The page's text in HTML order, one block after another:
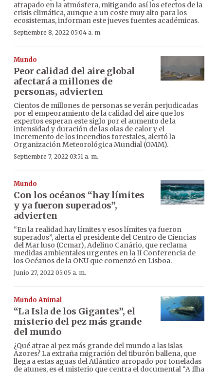
atrapado en la atmósfera, mitigando así los efectos de la
crisis climática, aunque a un coste muy alto para los
ecosistemas, informan este jueves fuentes académicas.
Septiembre 8, 2022 05:04 a. m.
Mundo
Peor calidad del aire global
afectará a millones de
personas, advierten
Cientos de millones de personas se verán perjudicadas
por el empeoramiento de la calidad del aire que los
expertos esperan este siglo por el aumento de la
intensidad y duración de las olas de calor y el
incremento de los incendios forestales, alertó la
Organización Meteorológica Mundial (OMM).
Septiembre 7, 2022 03:51 a. m.
Mundo
Con los océanos “hay límites
y ya fueron superados”,
advierten
“En la realidad hay límites y esos límites ya fueron
superados”, alerta el presidente del Centro de Ciencias
del Mar luso (Ccmar), Adelino Canário, que reclama
medidas ambientales urgentes en la II Conferencia de
los Océanos de la ONU que comenzó en Lisboa.
Junio 27, 2022 05:05 a. m.
Mundo Animal
“La Isla de los Gigantes”, el
misterio del pez más grande
del mundo
¿Qué atrae al pez más grande del mundo a las islas
Azores? La extraña migración del tiburón ballena, que
llega a estas aguas del Atlántico arropado por toneladas
de atunes, es el misterio que centra el documental “A Ilha